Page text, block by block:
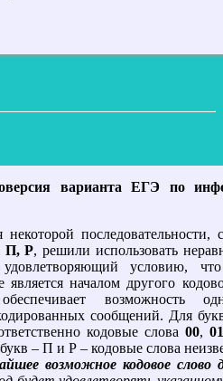
варианта ЕГЭ по
последовательности,
П, Р, решили использовать
условию,
является началом другого
возможность
сообщений. Для
кодовые слова 00, 01
– П и Р – кодовые слова
возможное кодовое слово